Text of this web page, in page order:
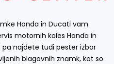
Honda in Ducati vam
motornih koles Honda in
najdete tudi pester izbor
blagovnih znamk, kot so